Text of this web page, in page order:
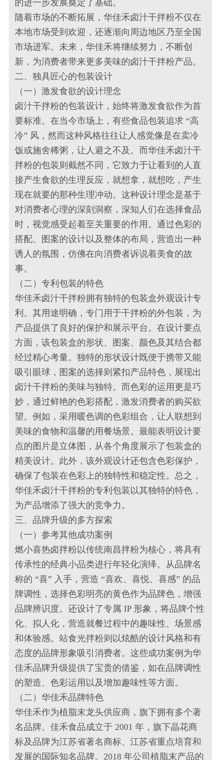
的进一步发展奠定了基础。
随着市场的不断拓展，华佳禾卤汁干拌粉不仅在
本地市场受到欢迎，还逐渐向周边地区乃至全国
市场进军。未来，华佳禾将继续努力，不断创
新，为消费者带来更多美味的卤汁干拌粉产品。
二、独具匠心的包装设计
（一）激发食欲的设计理念
卤汁干拌粉的包装设计，始终将激发食欲作为首
要标准。在当今市场上，有些食品包装追求 “高
冷” 风，然而这种风格往往让人感觉像是在卖冷
饭或施舍稀粥，让人避之不及。而华佳禾卤汁干
拌粉的包装则截然不同，它致力于让看到的人直
接产生食欲的生理反应，就想拿，就想吃，产生
现在就要的那种生理冲动。这种设计理念是基于
对消费者心理的深刻洞察，深知人们在选择食品
时，视觉感受起着至关重要的作用。通过色彩的
搭配、图案的设计以及整体的布局，营造出一种
诱人的氛围，仿佛在向消费者诉说着美食的故
事。
（二）专利包装的特色
华佳禾卤汁干拌粉拥有独特的包装盒外观设计专
利。其用途明确，专门用于干拌粉的外包装，为
产品提供了良好的保护和展示平台。在设计要点
方面，该包装盒的形状、图案、颜色及其结合都
经过精心考量。独特的形状设计既便于携带又能
吸引眼球，图案的选择则紧扣产品特色，展现出
卤汁干拌粉的美味与独特。而色彩的运用更是巧
妙，通过鲜艳的色彩搭配，激发消费者的购买欲
望。例如，采用暖色调的色彩组合，让人联想到
美味的食物和温馨的用餐场景。最能表明设计要
点的图片是立体图，从各个角度展示了包装盒的
精美设计。此外，该外观设计还包含色彩保护，
确保了包装在色彩上的独特性和稳定性。总之，
华佳禾卤汁干拌粉的专利包装以其独特的特色，
为产品增添了强大的竞争力。
三、品牌升级的多方探索
（一）参考其他成功案例
燃小喜热卤拌粉以传统南昌拌粉为核心，将具有
传承性的经典小品类进行年轻化演绎。从品牌名
称的 “喜” 入手，营造 “喜欢、喜悦、喜感” 的品
牌调性，选择色彩明亮的黄色作为品牌色，增强
品牌辨识度。还设计了专属 IP 形象，将品牌个性
化、拟人化，营造就餐过程中的趣味性、场景感
和体验感。站食光拌粉则以炫酷的设计风格和有
态度的品牌形象吸引消费者。这些成功案例为华
佳禾品牌升级提供了宝贵的借鉴，如在品牌调性
的塑造、色彩运用以及增加趣味性等方面。
（二）华佳禾品牌特色
华佳禾作为植脂末龙头供应商，旗下拥有多个著
名品牌。佳禾食品成立于 2001 年，旗下晶花商
标及品牌为江苏省著名商标、江苏省重点培育和
发展的国际知名品牌。2018 年公司植脂末产品的